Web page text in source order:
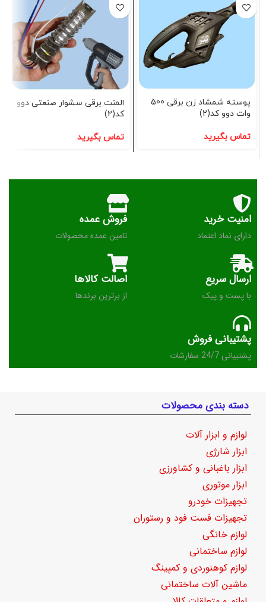
پوسته شمشاد زن برقی 500
وات دوو کد(2)
تماس بگیرید
المنت برقی سشوار صنعتی دوو
کد(2)
تماس بگیرید
امنیت خرید
دارای نماد اعتماد
فروش عمده
تامین عمده محصولات
ارسال سریع
با پست و پیک
اصالت کالاها
از برترین برندها
پشتیبانی فروش
پشتیبانی 24/7 سفارشات
دسته بندی محصولات
لوازم و ابزار آلات
ابزار شارژی
ابزار باغبانی و کشاورزی
ابزار موتوری
تجهیزات خودرو
تجهیزات فست فود و رستوران
لوازم خانگی
لوازم ساختمانی
لوازم کوهنوردی و کمپینگ
ماشین آلات ساختمانی